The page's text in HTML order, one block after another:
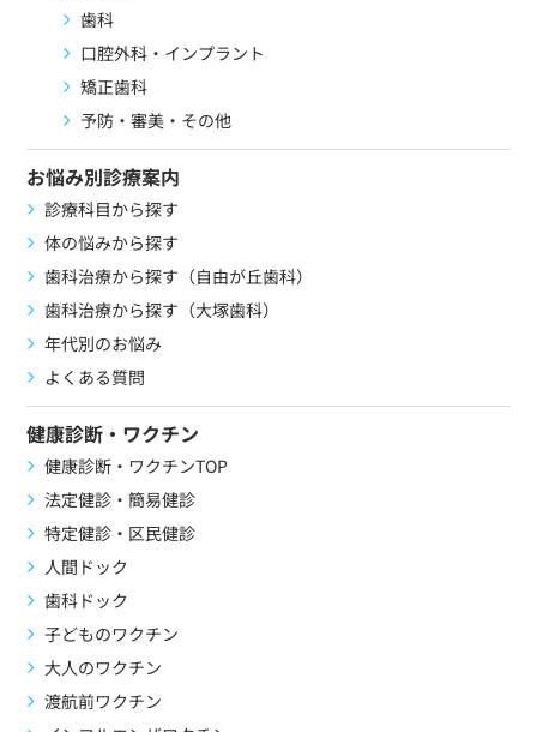
歯科
口腔外科・インプラント
矯正歯科
予防・審美・その他
お悩み別診療案内
診療科目から探す
体の悩みから探す
歯科治療から探す（自由が丘歯科）
歯科治療から探す（大塚歯科）
年代別のお悩み
よくある質問
健康診断・ワクチン
健康診断・ワクチンTOP
法定健診・簡易健診
特定健診・区民健診
人間ドック
歯科ドック
子どものワクチン
大人のワクチン
渡航前ワクチン